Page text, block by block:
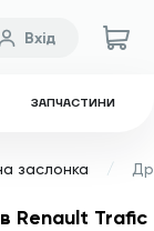
ЗАПЧАСТИНИ
Вхід
заслонка
Renault Trafic